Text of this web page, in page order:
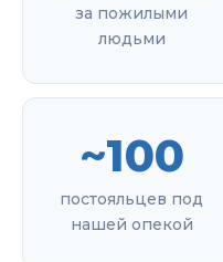
за пожилыми
людьми
~100
постояльцев под
нашей опекой